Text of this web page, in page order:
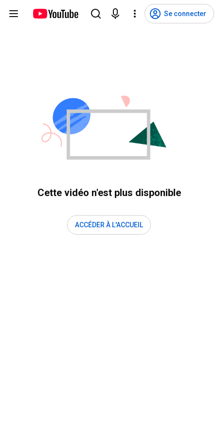
Se connecter
Cette vidéo n'est plus disponible
ACCÉDER À L'ACCUEIL